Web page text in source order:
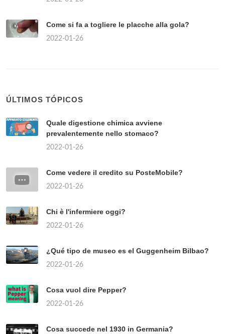
Come si fa a togliere le placche alla gola?
2022-01-26
ÚLTIMOS TÓPICOS
Quale digestione chimica avviene
prevalentemente nello stomaco?
2022-01-26
Come vedere il credito su PosteMobile?
2022-01-26
Chi è l'infermiere oggi?
2022-01-26
¿Qué tipo de museo es el Guggenheim Bilbao?
2022-01-26
Cosa vuol dire Pepper?
2022-01-26
Cosa succede nel 1930 in Germania?